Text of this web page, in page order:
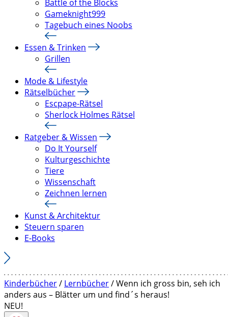
Battle of the Blocks
Gameknight999
Tagebuch eines Noobs
Essen & Trinken
Grillen
Mode & Lifestyle
Rätselbücher
Escpape-Rätsel
Sherlock Holmes Rätsel
Ratgeber & Wissen
Do It Yourself
Kulturgeschichte
Tiere
Wissenschaft
Zeichnen lernen
Kunst & Architektur
Steuern sparen
E-Books
Kinderbücher/ Lernbücher/ Wenn ich gross bin, seh ich
anders aus – Blätter um und find´s heraus!
NEU!